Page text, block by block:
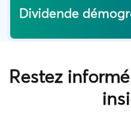
Dividende
Restez